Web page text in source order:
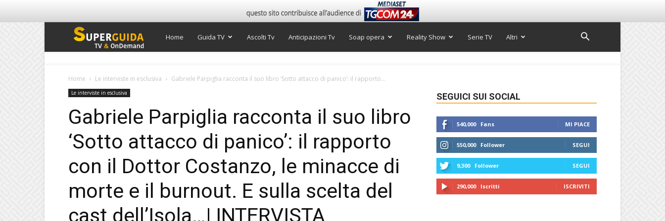
Super
Home Guida TV Ascolti Tv Anticipazioni Tv Soap opera Reality Show Serie TV Altri
Home Le interviste in esclusiva Gabriele Parpiglia racconta il suo libro ‘Sotto attacco di panico’: il rapporto...
Le interviste in esclusiva
Gabriele Parpiglia racconta il suo libro
‘Sotto attacco di panico’: il rapporto
con il Dottor Costanzo, le minacce di
morte e il burnout. E sulla scelta del
cast dell’Isola…| INTERVISTA
SEGUICI SUI SOCIAL
540,000 Fans MI PIACE
550,000 Follower SEGUI
9,300 Follower SEGUI
290,000 Iscritti ISCRIVITI